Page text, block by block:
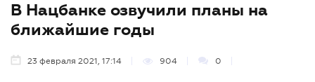
В Нацбанке озвучили планы на
ближайшие годы
23 февраля 2021, 17:14 904 0